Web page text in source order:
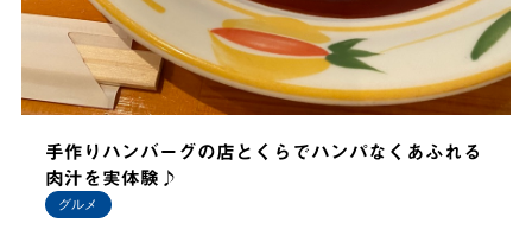
手作りハンバーグの店とくらでハンパなくあふれる
肉汁を実体験♪
グルメ